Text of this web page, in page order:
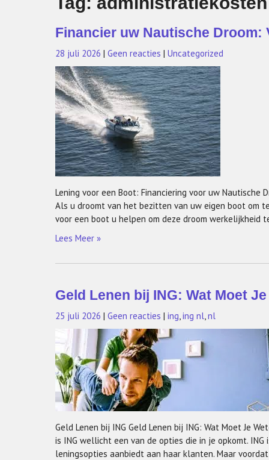
Financier uw Nautische Droom:
28 juli 2026 | Geen reacties | Uncategorized
Lening voor een Boot: Financiering voor uw Nautische
Als u droomt van het bezitten van uw eigen boot om
voor een boot u helpen om deze droom werkelijkheid
Lees Meer »
Geld Lenen bij ING: Wat Moet
25 juli 2026 | Geen reacties | ing,ing nl,nl
Geld Lenen bij ING Geld Lenen bij ING: Wat Moet Je
is ING wellicht een van de opties die in je opkomt.
leningsopties aanbiedt aan haar klanten. Maar